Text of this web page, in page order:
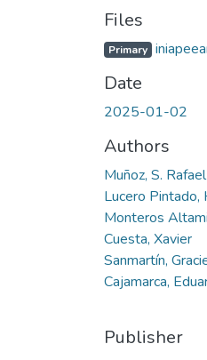
Files
Primary
Date
2025-01-02
Authors
Muñoz, S. Rafael
Lucero Pintado,
Monteros
Cuesta, Xavier
Sanmartín,
Cajamarca,
Publisher